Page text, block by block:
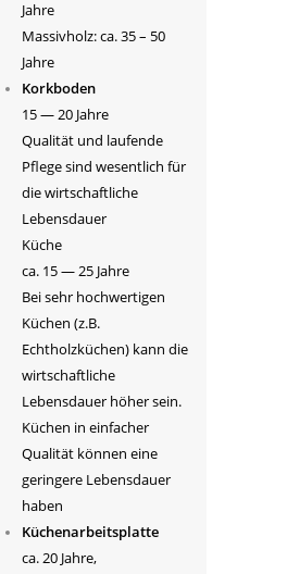
Jahre
Massivholz: ca. 35 – 50
Jahre
Korkboden
15 — 20 Jahre
Qualität und laufende
Pflege sind wesentlich für
die wirtschaftliche
Lebensdauer
Küche
ca. 15 — 25 Jahre
Bei sehr hochwertigen
Küchen (z.B.
Echtholzküchen) kann die
wirtschaftliche
Lebensdauer höher sein.
Küchen in einfacher
Qualität können eine
geringere Lebensdauer
haben
Küchenarbeitsplatte
ca. 20 Jahre,